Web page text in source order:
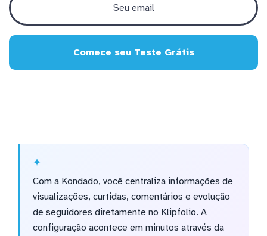
Comece seu Teste Grátis
Com a Kondado, você centraliza informações de
visualizações, curtidas, comentários e evolução
de seguidores diretamente no Klipfolio. A
configuração acontece em minutos através da